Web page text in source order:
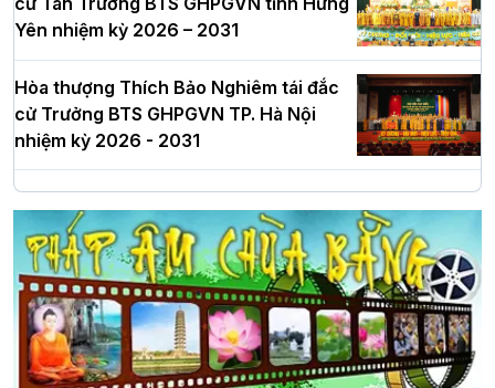
Yên nhiệm kỳ 2026 – 2031
Hòa thượng Thích Bảo Nghiêm tái đắc
cử Trưởng BTS GHPGVN TP. Hà Nội
nhiệm kỳ 2026 - 2031
Hà Nội: Long trọng lễ khởi công xây
dựng Trung tâm văn hóa Phật giáo Thủ
đô
Hà Nội: Ngày tu học cuối cùng khép lại
khóa sinh hoạt Phật pháp mùa hè lần